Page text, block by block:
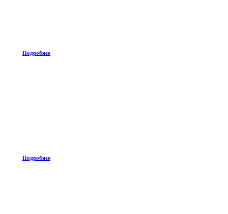
Подробнее
Подробнее